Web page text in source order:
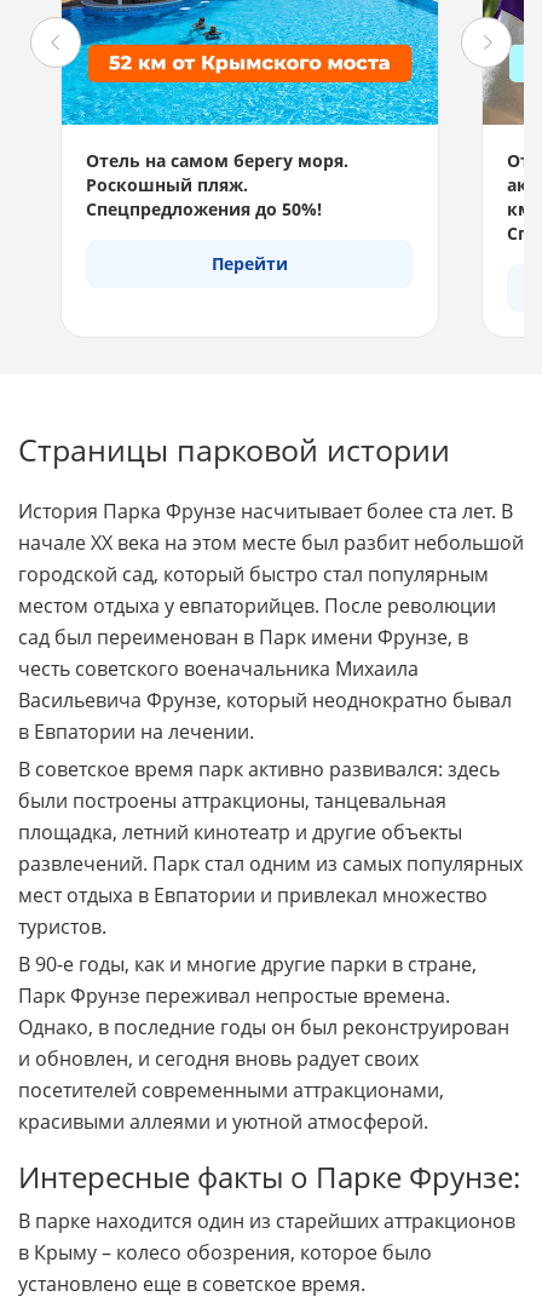
Отель на самом берегу моря.
Роскошный пляж.
Спецпредложения до 50%!
Перейти
км
Страницы парковой истории
История Парка Фрунзе насчитывает более ста лет. В
начале XX века на этом месте был разбит небольшой
городской сад, который быстро стал популярным
местом отдыха у евпаторийцев. После революции
сад был переименован в Парк имени Фрунзе, в
честь советского военачальника Михаила
Васильевича Фрунзе, который неоднократно бывал
в Евпатории на лечении.
В советское время парк активно развивался: здесь
были построены аттракционы, танцевальная
площадка, летний кинотеатр и другие объекты
развлечений. Парк стал одним из самых популярных
мест отдыха в Евпатории и привлекал множество
туристов.
В 90-е годы, как и многие другие парки в стране,
Парк Фрунзе переживал непростые времена.
Однако, в последние годы он был реконструирован
и обновлен, и сегодня вновь радует своих
посетителей современными аттракционами,
красивыми аллеями и уютной атмосферой.
Интересные факты о Парке Фрунзе:
В парке находится один из старейших аттракционов
в Крыму – колесо обозрения, которое было
установлено еще в советское время.